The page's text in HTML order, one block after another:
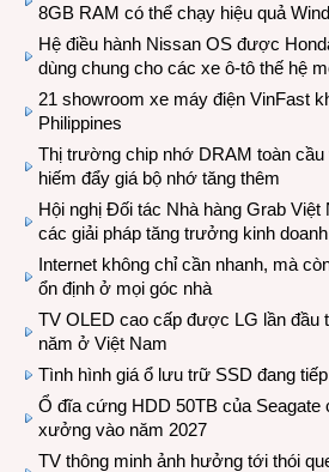
8GB RAM có thể chạy hiệu quả
Hệ điều hành Nissan OS được
dùng chung cho các xe ô-tô thế hệ
21 showroom xe máy điện VinFast
Philippines
Thị trường chip nhớ DRAM toàn cầu
hiếm đẩy giá bộ nhớ tăng thêm
Hội nghị Đối tác Nhà hàng Grab
các giải pháp tăng trưởng kinh doanh
Internet không chỉ cần nhanh, mà
ổn định ở mọi góc nhà
TV OLED cao cấp được LG lần đầu
năm ở Việt Nam
Tình hình giá ổ lưu trữ SSD đang
Ổ đĩa cứng HDD 50TB của Seagate
xưởng vào năm 2027
TV thông minh ảnh hưởng tới thói